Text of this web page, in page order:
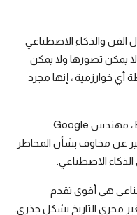
الفن والذكاء الاصطناعي
يمكن تصورها ولا يمكن
أي خوارزمية ، إنها مجرد
Blake Lemoine ، مهندس Google
عن مخاوف بشأن المخاطر
الاصطناعي.
هي أقوى تقدم
مجرى التاريخ بشكل جذري.